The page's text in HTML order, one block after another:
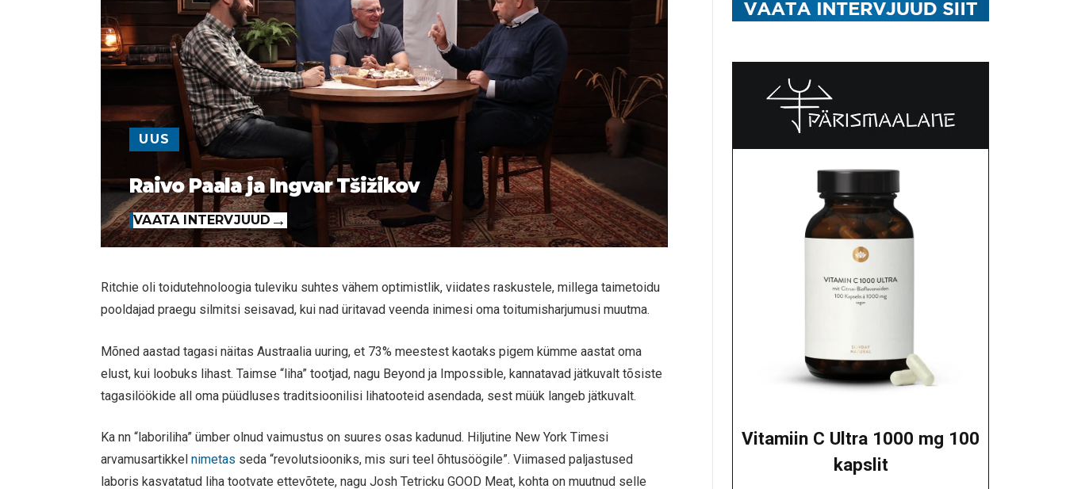
UUS
Raivo Paala ja Ingvar Tšižikov
VAATA INTERVJUUD
Ritchie oli toidutehnoloogia tuleviku suhtes vähem optimistlik, viidates raskustele, millega taimetoidu
pooldajad praegu silmitsi seisavad, kui nad üritavad veenda inimesi oma toitumisharjumusi muutma.
Mõned aastad tagasi näitas Austraalia uuring, et 73% meestest kaotaks pigem kümme aastat oma
elust, kui loobuks lihast. Taimse “liha” tootjad, nagu Beyond ja Impossible, kannatavad jätkuvalt tõsiste
tagasilöökide all oma püüdluses traditsioonilisi lihatooteid asendada, sest müük langeb jätkuvalt.
Ka nn “laboriliha” ümber olnud vaimustus on suures osas kadunud. Hiljutine New York Timesi
arvamusartikkelnimetas seda “revolutsiooniks, mis suri teel õhtusöögile”. Viimased paljastused
laboris kasvatatud liha tootvate ettevõtete, nagu Josh Tetricku GOOD Meat, kohta on muutnud selle
Vitamiin C Ultra 1000 mg 100
kapslit